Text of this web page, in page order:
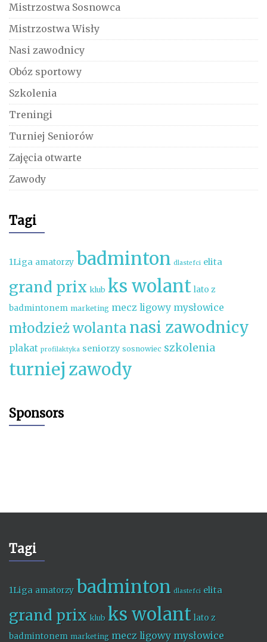
Mistrzostwa Sosnowca
Mistrzostwa Wisły
Nasi zawodnicy
Obóz sportowy
Szkolenia
Treningi
Turniej Seniorów
Zajęcia otwarte
Zawody
Tagi
1Liga amatorzy badminton dlastefci elita
grand prix klub ks wolant lato z
badmintonem marketing mecz ligowy mysłowice
młodzież wolanta nasi zawodnicy
plakat profilaktyka seniorzy sosnowiec szkolenia
turniej zawody
Sponsors
Tagi
1Liga amatorzy badminton dlastefci elita
grand prix klub ks wolant lato z
badmintonem marketing mecz ligowy mysłowice